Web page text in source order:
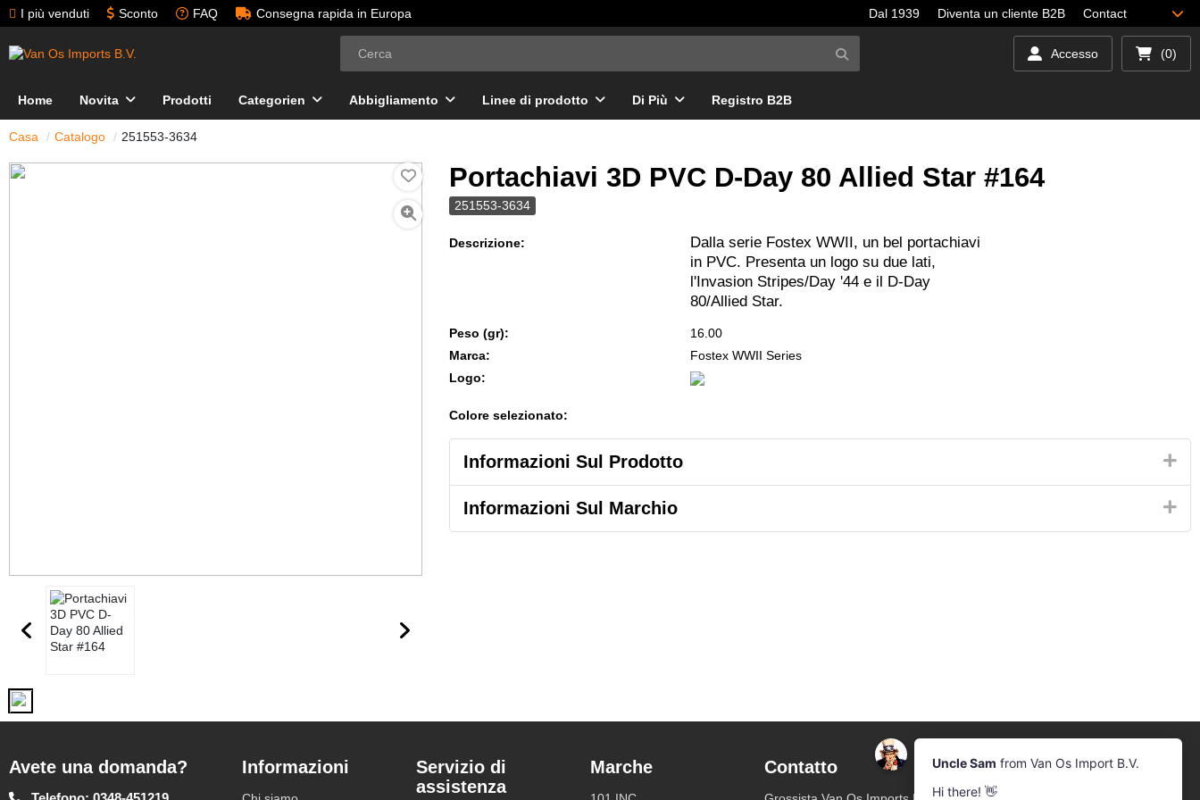
I più venduti Sconto FAQ Consegna rapida in Europa Dal 1939 Diventa un cliente B2B Contact
Accesso (0)
Home Novita Prodotti Categorien Abbigliamento Linee di prodotto Di Più Registro B2B
Casa Catalogo 251553-3634
Portachiavi 3D PVC D-Day 80 Allied Star #164
251553-3634
Descrizione:
Dalla serie Fostex WWII, un bel portachiavi
in PVC. Presenta un logo su due lati,
l'Invasion Stripes/Day '44 e il D-Day
80/Allied Star.
Peso (gr):
16.00
Marca:
Fostex WWII Series
Logo:
Colore selezionato:
Informazioni Sul Prodotto
Informazioni Sul Marchio
Avete una domanda? Informazioni
Servizio di
assistenza
Marche Contatto Notiziario
Iscriviti alla nostra mailing list